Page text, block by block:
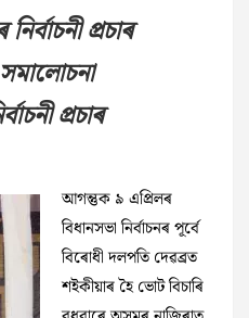
প্ৰচাৰ
প্ৰচাৰ
আগন্তুক ৯ এপ্ৰিলৰ
বিধানসভা নিৰ্বাচনৰ পূৰ্বে
বিৰোধী দলপতি দেৱব্ৰত
শইকীয়াৰ হৈ ভোট বিচাৰি